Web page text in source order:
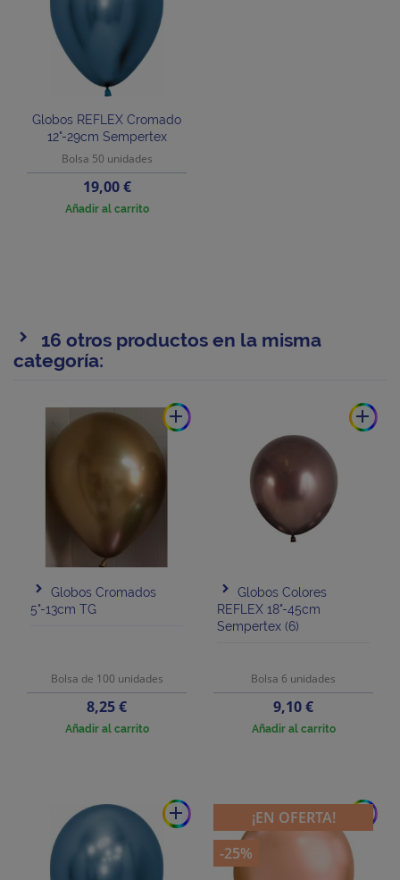
Globos REFLEX Cromado
12"-29cm Sempertex
Bolsa 50 unidades
Precio
19,00 €
Añadir al carrito
16 otros productos en la misma
categoría:
add
Globos Cromados
5"-13cm TG
Bolsa de 100 unidades
Precio
8,25 €
Añadir al carrito
add
Globos Colores
REFLEX 18"-45cm
Sempertex (6)
Bolsa 6 unidades
Precio
9,10 €
Añadir al carrito
add add
¡EN OFERTA!
-25%